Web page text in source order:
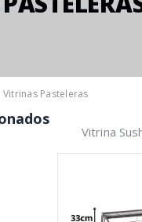
Vitrinas Pasteleras
Vitrina